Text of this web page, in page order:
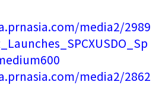
media2/2989
media2/2862